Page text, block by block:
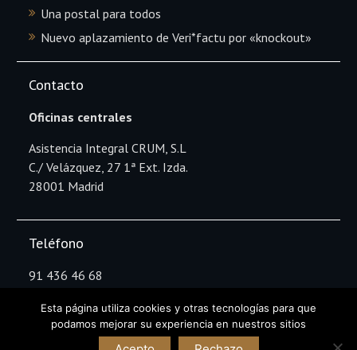
Una postal para todos
Nuevo aplazamiento de Veri*factu por «knockout»
Contacto
Oficinas centrales
Asistencia Integral CRUM, S.L
C./ Velázquez, 27 1ª Ext. Izda.
28001 Madrid
Teléfono
91 436 46 68
Copyright Asistencia Integral CRUM © All rights
Esta página utiliza cookies y otras tecnologías para que
podamos mejorar su experiencia en nuestros sitios